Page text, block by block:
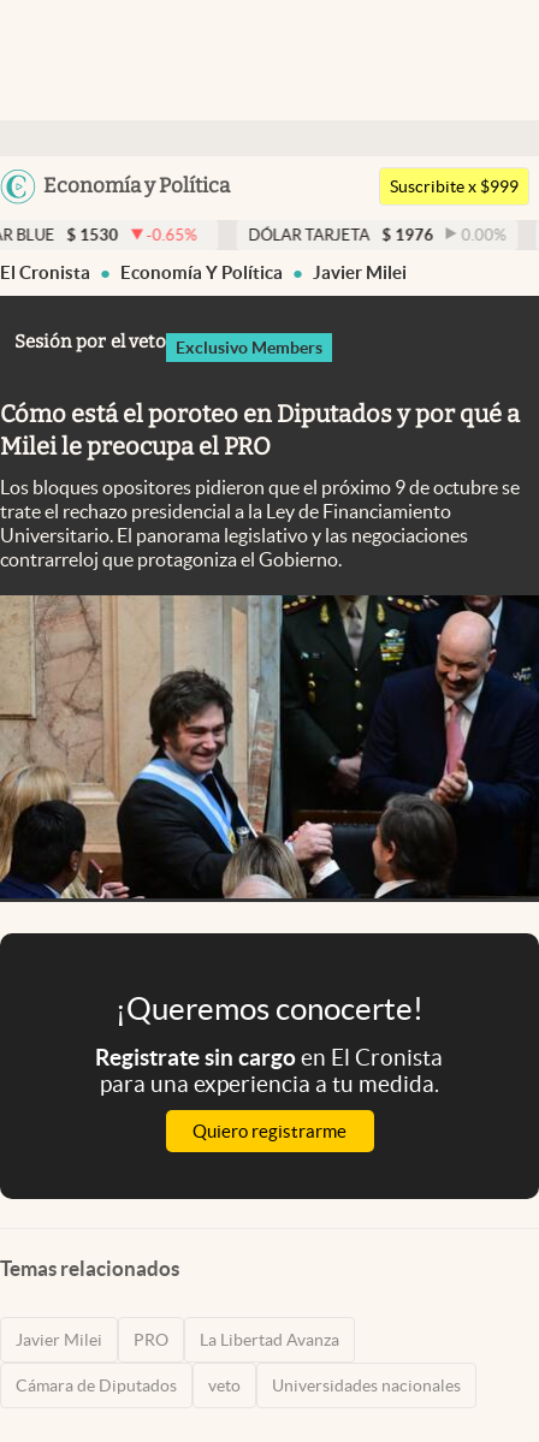
Argentina
Economía y Política
Members
Economía y Política
Finanzas y Mercados
Columnistas
Otras secciones
Apertura
Infotechnology
Clase
Clima
Mundial 2026
Eventos Corporativos
El Cronista Studio
Mediakit
abre en nueva pestaña
Argentina
Suscribite x $999
-0.65% DÓLAR TARJETA $ 1976 0.00 % DÓLAR
El Cronista Economía Y Política Javier Milei
Sesión por el veto Exclusivo Members
Cómo está el poroteo en Diputados y por qué a
Milei le preocupa el PRO
Los bloques opositores pidieron que el próximo 9 de octubre se
trate el rechazo presidencial a la Ley de Financiamiento
Universitario. El panorama legislativo y las negociaciones
contrarreloj que protagoniza el Gobierno.
¡Queremos conocerte!
Registrate sin cargoen El Cronista
para una experiencia a tu medida.
Quiero registrarme
Temas relacionados
Javier Milei PRO La Libertad Avanza
Cámara de Diputados veto Universidades nacionales